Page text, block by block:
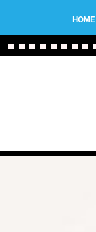
HOME